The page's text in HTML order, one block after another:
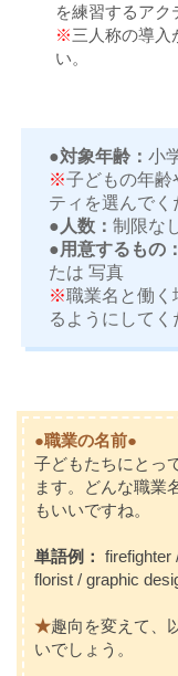
を練習するアク
※三人称の導入
い。
●対象年齢： 小
※子どもの年齢
ティを選んでく
●人数： 制限な
●用意するもの：
たは 写真
※職業名と働く
るようにしてく
●職業の名前●
子どもたちにとっ
ます。どんな職業
もいいですね。
単語例： firefighter
florist / graphic
★趣向を変えて、
いでしょう。